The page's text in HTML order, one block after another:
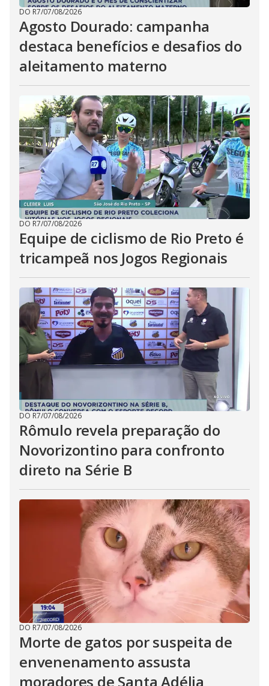
DO R7/07/08/2026
Agosto Dourado: campanha
destaca benefícios e desafios do
aleitamento materno
DO R7/07/08/2026
Equipe de ciclismo de Rio Preto é
tricampeã nos Jogos Regionais
DO R7/07/08/2026
Rômulo revela preparação do
Novorizontino para confronto
direto na Série B
DO R7/07/08/2026
Morte de gatos por suspeita de
envenenamento assusta
moradores de Santa Adélia